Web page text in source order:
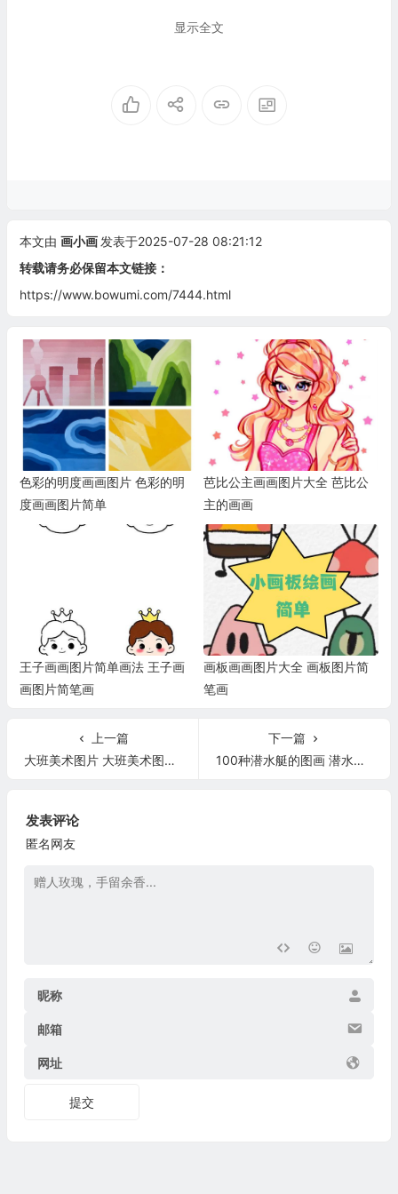
显示全文
本文由 画小画 发表于2025-07-28 08:21:12
转载请务必保留本文链接：
https://www.bowumi.com/7444.html
色彩的明度画画图片 色彩的明
度画画图片简单
芭比公主画画图片大全 芭比公
主的画画
王子画画图片简单画法 王子画
画图片简笔画
画板画画图片大全 画板图片简
笔画
上一篇
大班美术图片 大班美术图片简笔画
下一篇
100种潜水艇的图画 潜水艇图画大全
发表评论
匿名网友
昵称
邮箱
网址
提交